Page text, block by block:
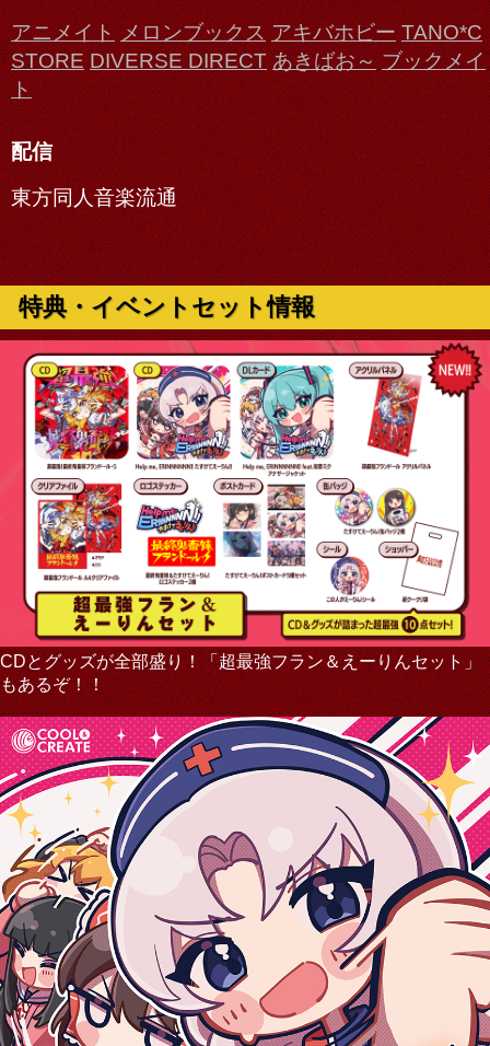
アニメイト メロンブックス アキバホビー TANO*C
STORE DIVERSE DIRECT あきばお～ ブックメイ
ト
配信
東方同人音楽流通
特典・イベントセット情報
CDとグッズが全部盛り！「超最強フラン＆えーりんセット」
もあるぞ！！